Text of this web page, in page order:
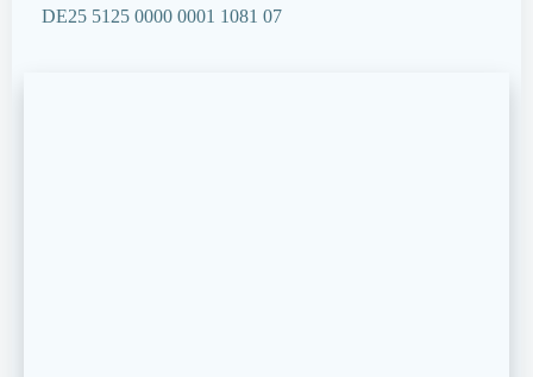
DE25 5125 0000 0001 1081 07